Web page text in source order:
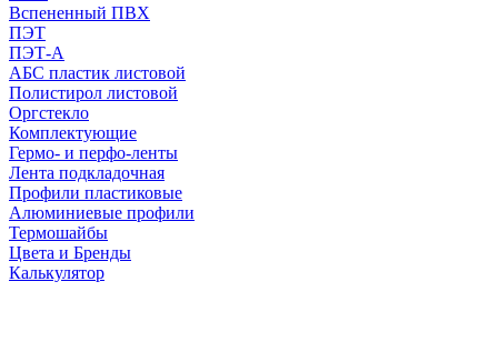
Вспененный ПВХ
ПЭТ
ПЭТ-А
АБС пластик листовой
Полистирол листовой
Оргстекло
Комплектующие
Гермо- и перфо-ленты
Лента подкладочная
Профили пластиковые
Алюминиевые профили
Термошайбы
Цвета и Бренды
Калькулятор